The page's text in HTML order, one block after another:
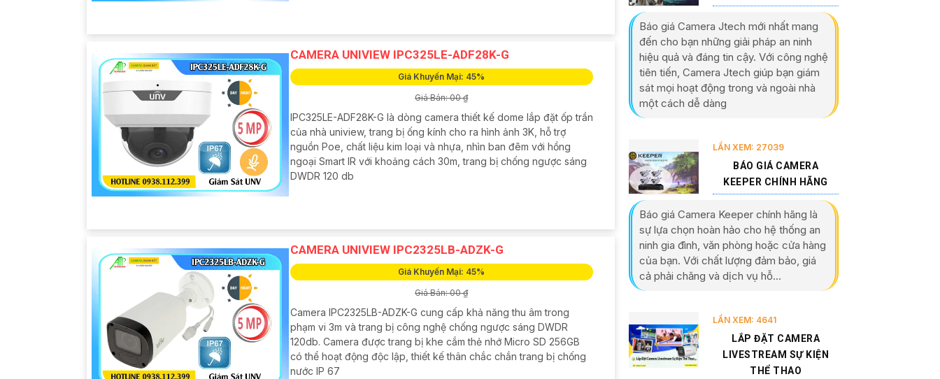
CAMERA UNIVIEW IPC325LE-ADF28K-G
Giá Khuyến Mại: 45%
Giá Bán: 00 ₫
IPC325LE-ADF28K-G là dòng camera thiết kế dome lắp đặt ốp trần
của nhà uniview, trang bị ống kính cho ra hình ảnh 3K, hỗ trợ
nguồn Poe, chất liệu kim loại và nhựa, nhìn ban đêm với hồng
ngoại Smart IR với khoảng cách 30m, trang bị chống ngược sáng
DWDR 120 db
CAMERA UNIVIEW IPC2325LB-ADZK-G
Giá Khuyến Mại: 45%
Giá Bán: 00 ₫
Camera IPC2325LB-ADZK-G cung cấp khả năng thu âm trong
phạm vi 3m và trang bị công nghệ chống ngược sáng DWDR
120db. Camera được trang bị khe cắm thẻ nhớ Micro SD 256GB
có thể hoạt động độc lập, thiết kế thân chắc chắn trang bị chống
nước IP 67
Báo giá Camera Jtech mới nhất mang
đến cho bạn những giải pháp an ninh
hiệu quả và đáng tin cậy. Với công nghệ
tiên tiến, Camera Jtech giúp bạn giám
sát mọi hoạt động trong và ngoài nhà
một cách dễ dàng
LẦN XEM: 27039
BÁO GIÁ CAMERA
KEEPER CHÍNH HÃNG
Báo giá Camera Keeper chính hãng là
sự lựa chọn hoàn hảo cho hệ thống an
ninh gia đình, văn phòng hoặc cửa hàng
của bạn. Với chất lượng đảm bảo, giá
cả phải chăng và dịch vụ hỗ...
LẦN XEM: 4641
LẮP ĐẶT CAMERA
LIVESTREAM SỰ KIỆN
THỂ THAO